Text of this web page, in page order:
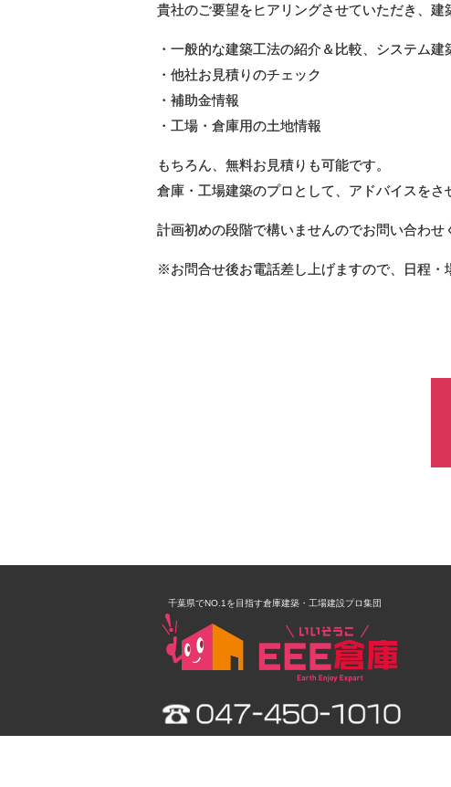
貴社のご要望をヒアリングさせていただき、建
・一般的な建築工法の紹介＆比較、システム
・他社お見積りのチェック
・補助金情報
・工場・倉庫用の土地情報
もちろん、無料お見積りも可能です。
倉庫・工場建築のプロとして、アドバイスをさ
計画初めの段階で構いませんのでお問い合わせ
※お問合せ後お電話差し上げますので、日程・
千葉県でNO.1を目指す倉庫建築・工場建設プロ集団